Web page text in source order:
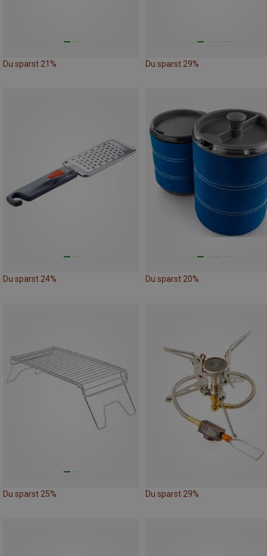
Du sparst 21% Du sparst 29%
Du sparst 24% Du sparst 20%
Du sparst 25% Du sparst 29%